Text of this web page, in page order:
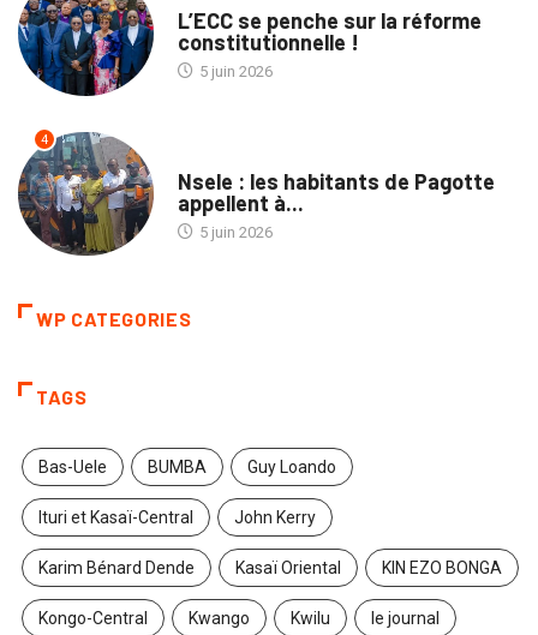
L’ECC se penche sur la réforme
constitutionnelle !
5 juin 2026
4
Nsele : les habitants de Pagotte
appellent à...
5 juin 2026
WP CATEGORIES
TAGS
Bas-Uele BUMBA Guy Loando
Ituri et Kasaï-Central John Kerry
Karim Bénard Dende Kasaï Oriental KIN EZO BONGA
Kongo-Central Kwango Kwilu le journal